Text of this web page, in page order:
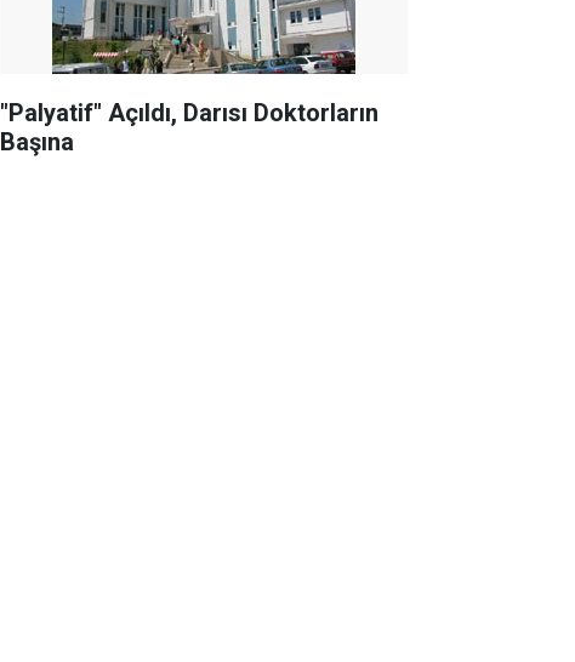
"Palyatif" Açıldı, Darısı Doktorların
Başına